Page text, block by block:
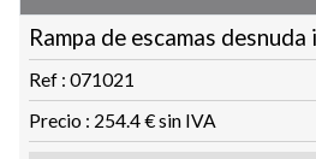
Rampa de escamas
Ref : 071021
Precio : 254.4 € sin IVA